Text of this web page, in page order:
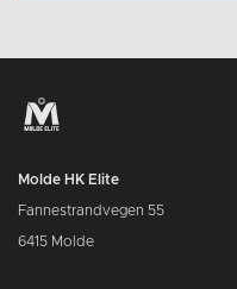
Molde HK Elite
Fannestrandvegen 55
6415 Molde